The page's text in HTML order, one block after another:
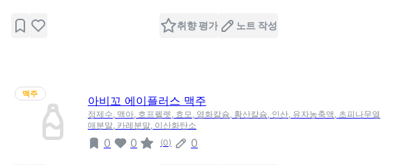
취향 평가 노트 작성
맥주
아비꼬 에이플러스 맥주
정제수, 맥아, 호프펠렛, 효모, 염화칼슘, 황산칼슘, 인산, 유자농축액, 초피나무열
매분말, 카레분말, 이산화탄소
0 0 (0) 0